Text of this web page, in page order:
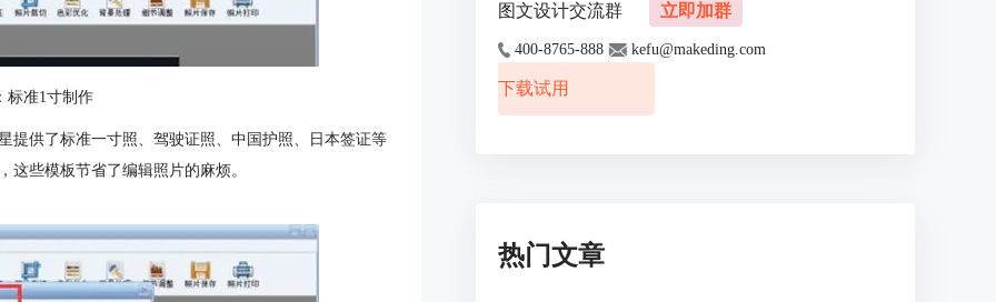
标准1寸制作
提供了标准一寸照、驾驶证照、中国护照、日本签证等
这些模板节省了编辑照片的麻烦。
图文设计交流群 立即加群
400-8765-888 kefu@makeding.com
下载试用
热门文章